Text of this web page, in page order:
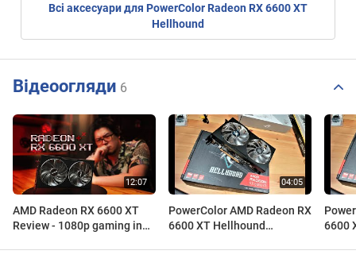
Всі аксесуари для PowerColor Radeon RX 6600 XT
Hellhound
Відеоогляди 6
AMD Radeon RX 6600 XT
Review - 1080p gaming in
PowerColor AMD Radeon RX
6600 XT Hellhound
6600